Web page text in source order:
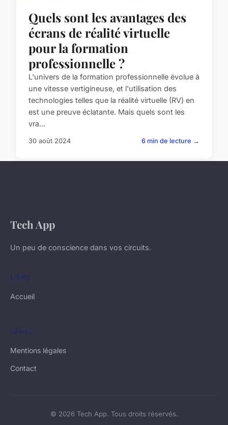
Quels sont les avantages des
écrans de réalité virtuelle
pour la formation
professionnelle ?
L'univers de la formation professionnelle évolue à
une vitesse vertigineuse, et l'utilisation des
technologies telles que la réalité virtuelle (RV) en
est une preuve éclatante. Mais quels sont les
vra...
30 août 2024 6 min de lecture →
Tech App
Un peu de conscience dans vos circuits.
LIENS
Accueil
LÉGAL
Mentions légales
Contact
© 2026 Tech App. Tous droits réservés.